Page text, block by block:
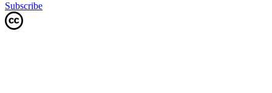
Subscribe